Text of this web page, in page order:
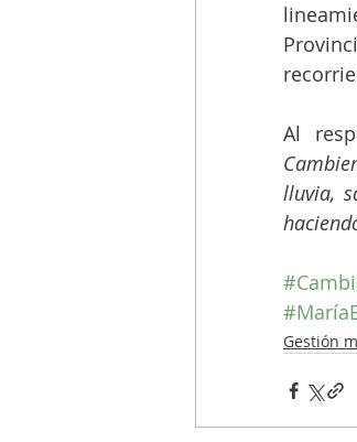
Al
lluvia,
Gestión